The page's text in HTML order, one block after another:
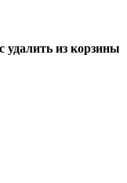
удалить из корзины